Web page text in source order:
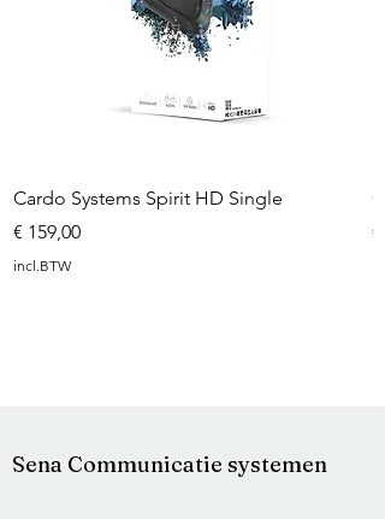
Cardo Systems Spirit HD Single
Prijs
€ 159,00
incl.BTW
€
Sena Communicatie systemen